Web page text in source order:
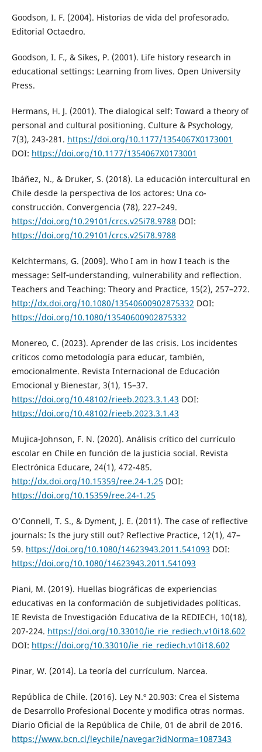
Goodson, I. F. (2004). Historias de vida del profesorado.
Editorial Octaedro.
Goodson, I. F., & Sikes, P. (2001). Life history research in
educational settings: Learning from lives. Open University
Press.
Hermans, H. J. (2001). The dialogical self: Toward a theory of
personal and cultural positioning. Culture & Psychology,
7(3), 243-281. https://doi.org/10.1177/1354067X0173001
DOI: https://doi.org/10.1177/1354067X0173001
Ibáñez, N., & Druker, S. (2018). La educación intercultural en
Chile desde la perspectiva de los actores: Una co-
construcción. Convergencia (78), 227–249.
https://doi.org/10.29101/crcs.v25i78.9788 DOI:
https://doi.org/10.29101/crcs.v25i78.9788
Kelchtermans, G. (2009). Who I am in how I teach is the
message: Self‐understanding, vulnerability and reflection.
Teachers and Teaching: Theory and Practice, 15(2), 257–272.
http://dx.doi.org/10.1080/13540600902875332 DOI:
https://doi.org/10.1080/13540600902875332
Monereo, C. (2023). Aprender de las crisis. Los incidentes
críticos como metodología para educar, también,
emocionalmente. Revista Internacional de Educación
Emocional y Bienestar, 3(1), 15–37.
https://doi.org/10.48102/rieeb.2023.3.1.43 DOI:
https://doi.org/10.48102/rieeb.2023.3.1.43
Mujica-Johnson, F. N. (2020). Análisis crítico del currículo
escolar en Chile en función de la justicia social. Revista
Electrónica Educare, 24(1), 472-485.
http://dx.doi.org/10.15359/ree.24-1.25 DOI:
https://doi.org/10.15359/ree.24-1.25
O’Connell, T. S., & Dyment, J. E. (2011). The case of reflective
journals: Is the jury still out? Reflective Practice, 12(1), 47–
59. https://doi.org/10.1080/14623943.2011.541093 DOI:
https://doi.org/10.1080/14623943.2011.541093
Piani, M. (2019). Huellas biográficas de experiencias
educativas en la conformación de subjetividades políticas.
IE Revista de Investigación Educativa de la REDIECH, 10(18),
207-224. https://doi.org/10.33010/ie_rie_rediech.v10i18.602
DOI: https://doi.org/10.33010/ie_rie_rediech.v10i18.602
Pinar, W. (2014). La teoría del currículum. Narcea.
República de Chile. (2016). Ley N.º 20.903: Crea el Sistema
de Desarrollo Profesional Docente y modifica otras normas.
Diario Oficial de la República de Chile, 01 de abril de 2016.
https://www.bcn.cl/leychile/navegar?idNorma=1087343